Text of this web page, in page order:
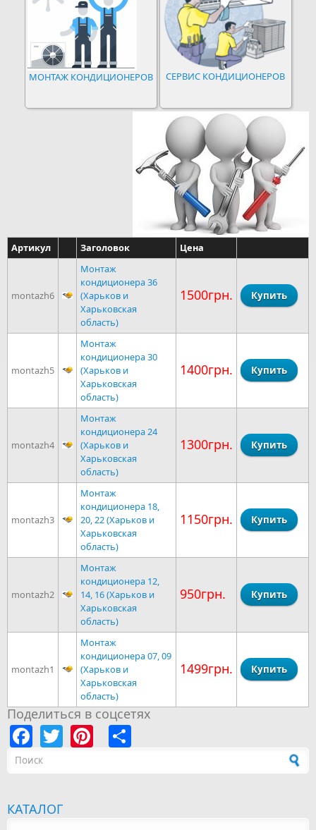
МОНТАЖ КОНДИЦИОНЕРОВ СЕРВИС КОНДИЦИОНЕРОВ
Артикул Заголовок Цена
montazh6
Монтаж
кондиционера 36
(Харьков и
Харьковская
область)
1500грн.
montazh5
Монтаж
кондиционера 30
(Харьков и
Харьковская
область)
1400грн.
montazh4
Монтаж
кондиционера 24
(Харьков и
Харьковская
область)
1300грн.
montazh3
Монтаж
кондиционера 18,
20, 22 (Харьков и
Харьковская
область)
1150грн.
montazh2
Монтаж
кондиционера 12,
14, 16 (Харьков и
Харьковская
область)
950грн.
montazh1
Монтаж
кондиционера 07, 09
(Харьков и
Харьковская
область)
1499грн.
Поделиться в соцсетях
Facebook
TwitterPinterest
Форма поиска
КАТАЛОГ